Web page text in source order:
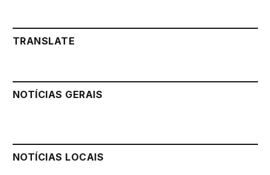
TRANSLATE
NOTÍCIAS GERAIS
NOTÍCIAS LOCAIS